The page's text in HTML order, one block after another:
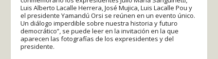
Luis Alberto Lacalle Herrera, José Mujica, Luis Lacalle Pou y
el presidente Yamandú Orsi se reúnen en un evento único.
Un diálogo imperdible sobre nuestra historia y futuro
democrático”, se puede leer en la invitación en la que
aparecen las fotografías de los expresidentes y del
presidente.